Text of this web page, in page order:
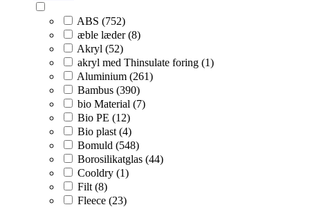
ABS (752)
æble læder (8)
Akryl (52)
akryl med Thinsulate foring (1)
Aluminium (261)
Bambus (390)
bio Material (7)
Bio PE (12)
Bio plast (4)
Bomuld (548)
Borosilikatglas (44)
Cooldry (1)
Filt (8)
Fleece (23)